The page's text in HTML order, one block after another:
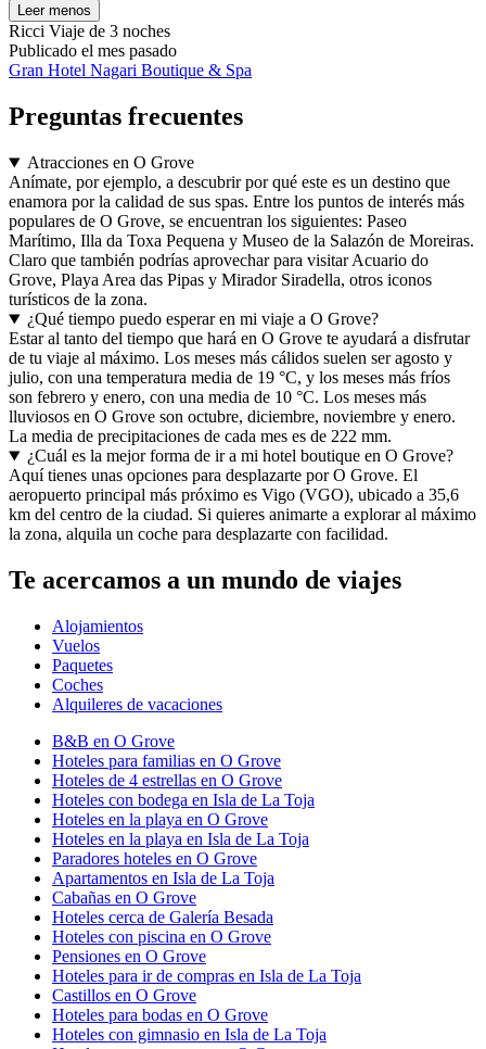
Leer menos
Ricci Viaje de 3 noches
Publicado el mes pasado
Gran Hotel Nagari Boutique & Spa
Preguntas frecuentes
Atracciones en O Grove
Anímate, por ejemplo, a descubrir por qué este es un destino que
enamora por la calidad de sus spas. Entre los puntos de interés más
populares de O Grove, se encuentran los siguientes: Paseo
Marítimo, Illa da Toxa Pequena y Museo de la Salazón de Moreiras.
Claro que también podrías aprovechar para visitar Acuario do
Grove, Playa Area das Pipas y Mirador Siradella, otros iconos
turísticos de la zona.
¿Qué tiempo puedo esperar en mi viaje a O Grove?
Estar al tanto del tiempo que hará en O Grove te ayudará a disfrutar
de tu viaje al máximo. Los meses más cálidos suelen ser agosto y
julio, con una temperatura media de 19 °C, y los meses más fríos
son febrero y enero, con una media de 10 °C. Los meses más
lluviosos en O Grove son octubre, diciembre, noviembre y enero.
La media de precipitaciones de cada mes es de 222 mm.
¿Cuál es la mejor forma de ir a mi hotel boutique en O Grove?
Aquí tienes unas opciones para desplazarte por O Grove. El
aeropuerto principal más próximo es Vigo (VGO), ubicado a 35,6
km del centro de la ciudad. Si quieres animarte a explorar al máximo
la zona, alquila un coche para desplazarte con facilidad.
Te acercamos a un mundo de viajes
Alojamientos
Vuelos
Paquetes
Coches
Alquileres de vacaciones
B&B en O Grove
Hoteles para familias en O Grove
Hoteles de 4 estrellas en O Grove
Hoteles con bodega en Isla de La Toja
Hoteles en la playa en O Grove
Hoteles en la playa en Isla de La Toja
Paradores hoteles en O Grove
Apartamentos en Isla de La Toja
Cabañas en O Grove
Hoteles cerca de Galería Besada
Hoteles con piscina en O Grove
Pensiones en O Grove
Hoteles para ir de compras en Isla de La Toja
Castillos en O Grove
Hoteles para bodas en O Grove
Hoteles con gimnasio en Isla de La Toja